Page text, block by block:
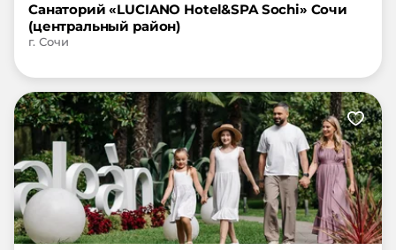
Санаторий «LUCIANO Hotel&SPA Sochi» Сочи
(центральный район)
г. Сочи